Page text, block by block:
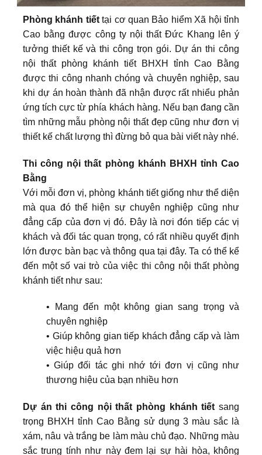
Phòng khánh tiếttại cơ quan Bảo hiểm Xã hội tỉnh
Cao bằng được công ty nội thất Đức Khang lên ý
tưởng thiết kế và thi công trọn gói. Dự án thi công
nội thất phòng khánh tiết BHXH tỉnh Cao Bằng
được thi công nhanh chóng và chuyên nghiệp, sau
khi dự án hoàn thành đã nhận được rất nhiểu phản
ứng tích cực từ phía khách hàng. Nếu bạn đang cần
tìm những mẫu phòng nội thất đẹp cũng như đơn vị
thiết kế chất lượng thì đừng bỏ qua bài viết này nhé.
Thi công nội thất phòng khánh BHXH tỉnh Cao
Bằng
Với mỗi đơn vị, phòng khánh tiết giống như thể diện
mà qua đó thể hiện sự chuyên nghiệp cũng như
đẳng cấp của đơn vị đó. Đây là nơi đón tiếp các vị
khách và đối tác quan trọng, có rất nhiều quyết định
lớn được bàn bạc và thông qua tại đây. Ta có thể kể
đến một số vai trò của việc thi công nội thất phòng
khánh tiết như sau:
• Mang đến một không gian sang trọng và
chuyên nghiệp
• Giúp không gian tiếp khách đẳng cấp và làm
việc hiệu quả hơn
• Giúp đối tác ghi nhớ tới đơn vị cũng như
thương hiệu của bạn nhiều hơn
Dự án thi công nội thất phòng khánh tiết sang
trọng BHXH tỉnh Cao Bằng sử dụng 3 màu sắc là
xám, nâu và trắng be làm màu chủ đạo. Những màu
sắc trung tính như này đem lại sự hài hòa, không